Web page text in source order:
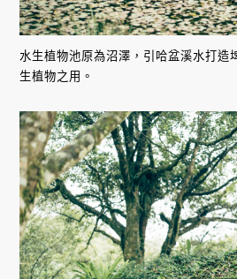
水生植物池原為沼澤，引哈盆溪水打造
生植物之用。